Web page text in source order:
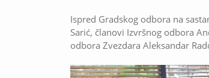
Ispred Gradskog odbora na
Sarić, članovi Izvršnog odbora
odbora Zvezdara Aleksandar